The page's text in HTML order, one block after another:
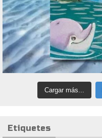
Cargar más...
Etiquetes